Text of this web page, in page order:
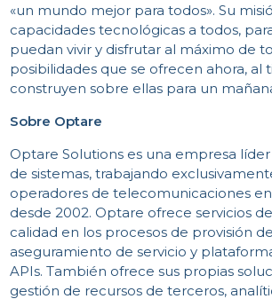
«un mundo mejor para todos». Su
capacidades tecnológicas a todos,
puedan vivir y disfrutar al máximo de
posibilidades que se ofrecen ahora, al
construyen sobre ellas para un
Sobre Optare
Optare Solutions es una empresa
de sistemas, trabajando
operadores de telecomunicaciones
desde 2002. Optare ofrece servicios
calidad en los procesos de provisión
aseguramiento de servicio y
APIs. También ofrece sus propias
gestión de recursos de terceros,